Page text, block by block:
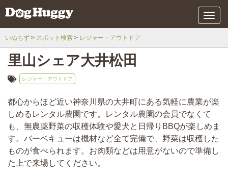
メ
ニ
いぬちず スポット検索 レジャー・アウトドア
里山シェア大井松田
レジャー・アウトドア
都心からほど近い神奈川県の大井町にある気軽に農業が楽
しめるレンタル農園です。レンタル農園の会員でなくて
も、無農薬野菜の収穫体験や愛犬と日帰りBBQが楽しめま
す。バーベキューは機材など全て完備で、野菜は収穫した
ものが食べられます。お肉類などは用意がないので準備し
た上で来場してください。